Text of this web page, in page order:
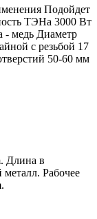
Подойдет
ТЭНа 3000 Вт
- медь Диаметр
с резьбой 17
50-60 мм
Длина в
Рабочее